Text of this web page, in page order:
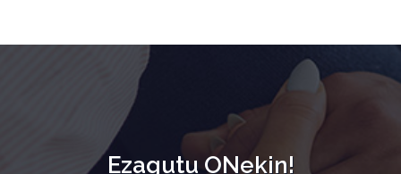
Ezagutu ONekin!